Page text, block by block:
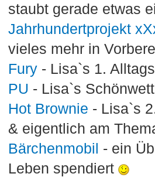
staubt gerade etwas
Jahrhundertprojekt
vieles mehr in
Fury - Lisa`s 1.
PU - Lisa`s
Hot Brownie - Lisa`s
& eigentlich am
Bärchenmobil - ein
Leben spendiert